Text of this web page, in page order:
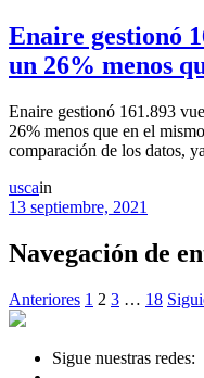
Enaire gestionó
un 26% menos
Enaire gestionó 161.893
26% menos que en el
comparación de los datos,
uscain
13 septiembre, 2021
Navegación de
Anteriores 1 2 3 … 18
Sigue nuestras redes: